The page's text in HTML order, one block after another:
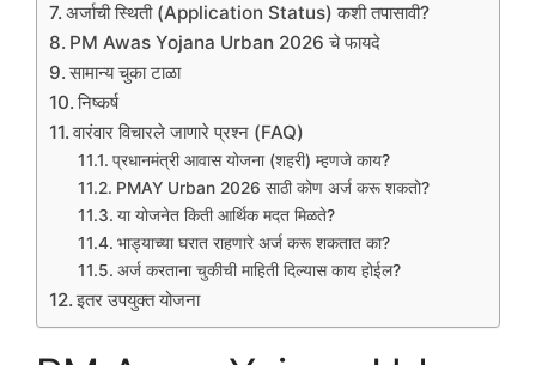
अर्जाची स्थिती (Application Status) कशी तपासावी?
PM Awas Yojana Urban 2026 चे फायदे
सामान्य चुका टाळा
निष्कर्ष
वारंवार विचारले जाणारे प्रश्न (FAQ)
प्रधानमंत्री आवास योजना (शहरी) म्हणजे काय?
PMAY Urban 2026 साठी कोण अर्ज करू शकतो?
या योजनेत किती आर्थिक मदत मिळते?
भाड्याच्या घरात राहणारे अर्ज करू शकतात का?
अर्ज करताना चुकीची माहिती दिल्यास काय होईल?
इतर उपयुक्त योजना